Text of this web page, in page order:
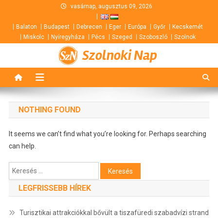
content
vasárnap, augusztus 09, 2026
Balaton Budapest Debrecen Eger Európa Győr
Kecskemét
Miskolc
Nyíregyháza Pécs Szeged Szoboszló Szolnok
Szolnoki Nap
NOTHING FOUND
It seems we can’t find what you’re looking for. Perhaps searching
can help.
Keresés:
LEGFRISSEBB HÍREK
Turisztikai attrakciókkal bővült a tiszafüredi szabadvízi strand